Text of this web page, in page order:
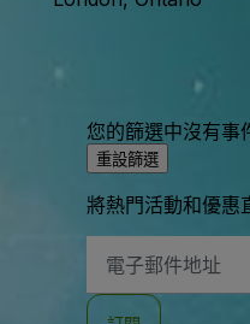
您的篩選中沒有事
重設篩選
將熱門活動和優惠
子